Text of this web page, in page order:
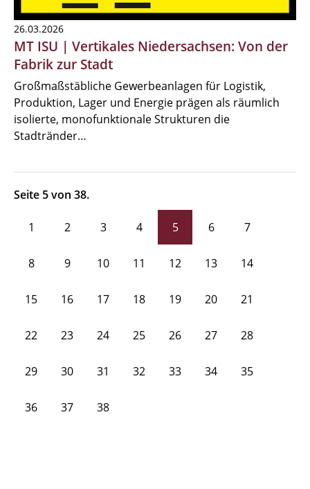
26.03.2026
MT ISU | Vertikales Niedersachsen: Von der
Fabrik zur Stadt
Großmaßstäbliche Gewerbeanlagen für Logistik,
Produktion, Lager und Energie prägen als räumlich
isolierte, monofunktionale Strukturen die
Stadtränder…
Seite 5 von 38.
1 2 3 4 5 6 7
8 9 10 11 12 13 14
15 16 17 18 19 20 21
22 23 24 25 26 27 28
29 30 31 32 33 34 35
36 37 38